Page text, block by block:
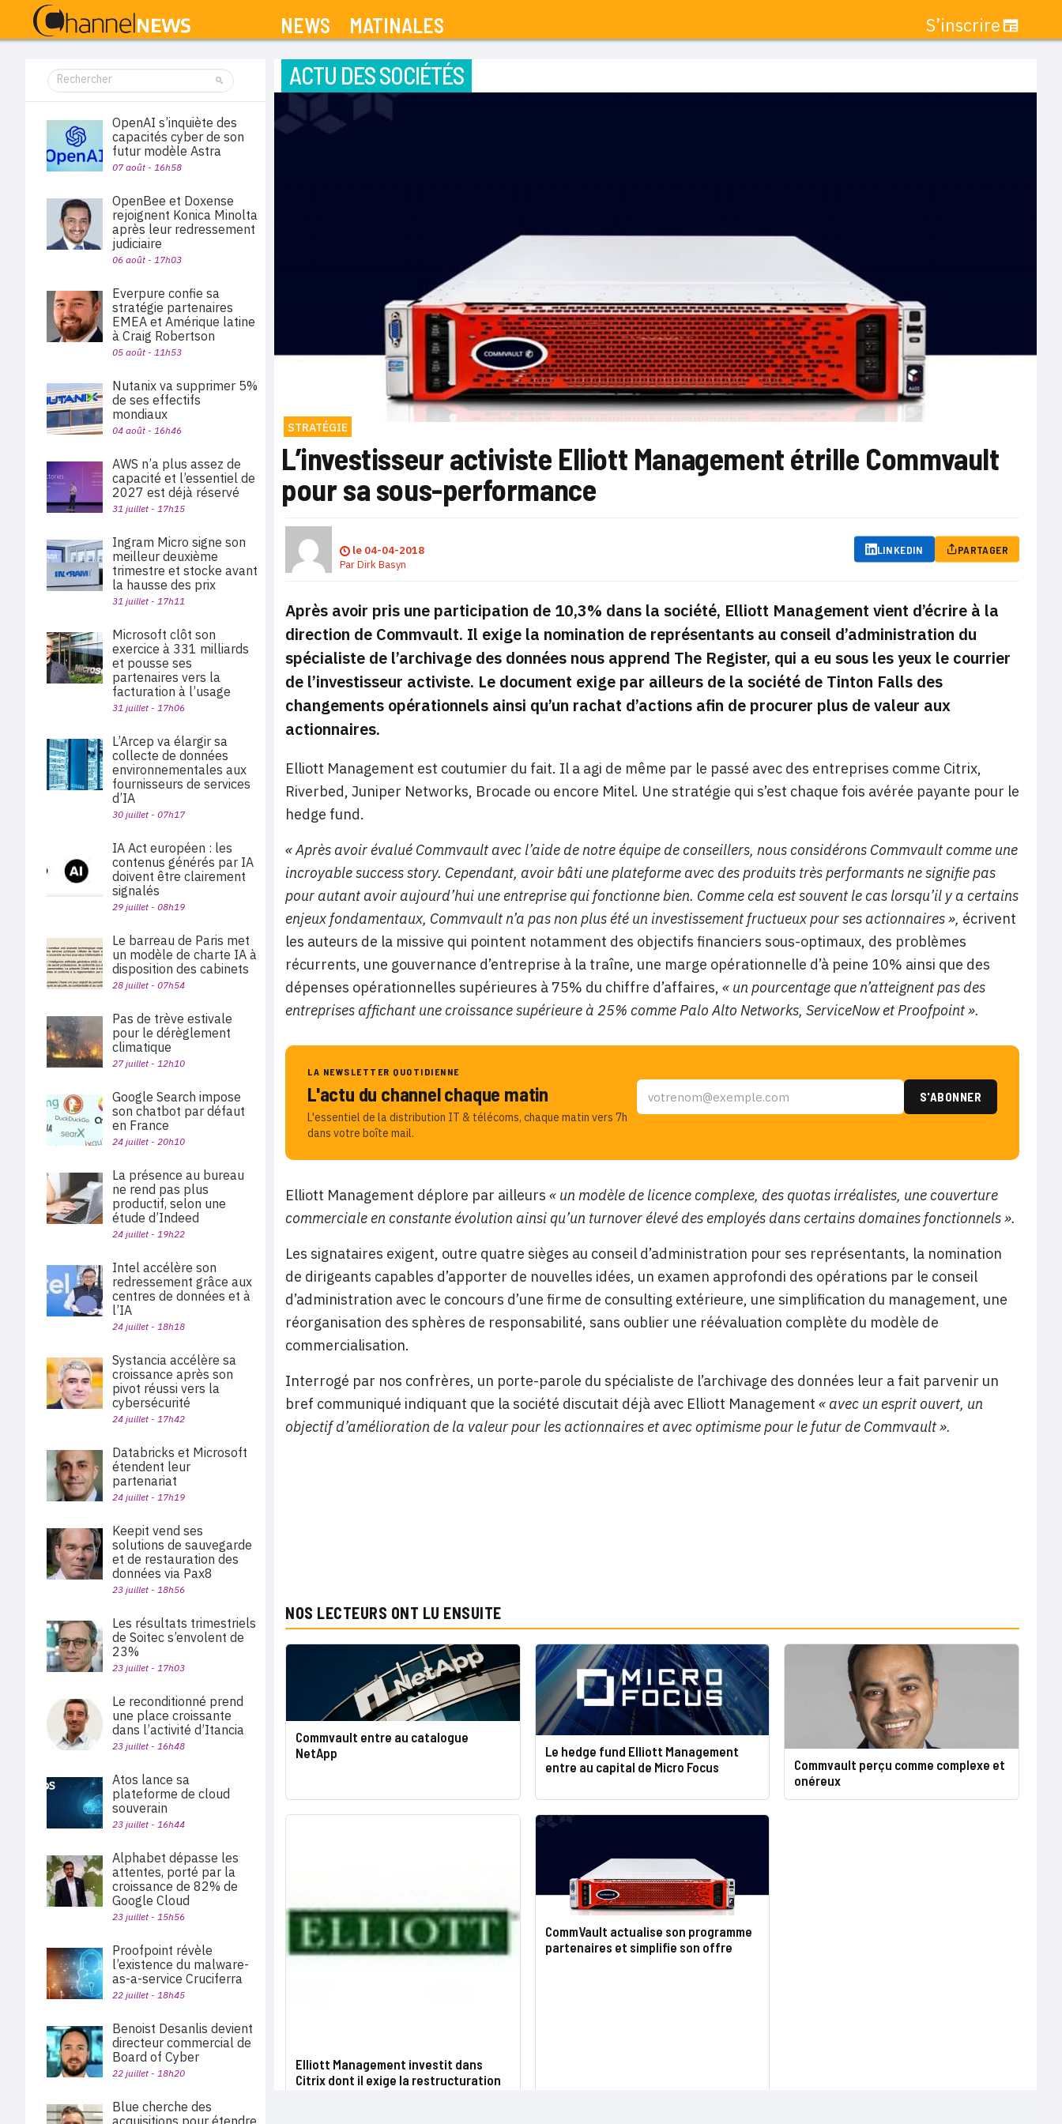
NEWS MATINALES S’inscrire
ACTU DES SOCIÉTÉS
STRATÉGIE
L’investisseur activiste Elliott Management étrille Commvault
pour sa sous-performance
le 04-04-2018
ParDirk Basyn
LINKEDIN PARTAGER
Après avoir pris une participation de 10,3% dans la société, Elliott Management vient d’écrire à la
direction de Commvault. Il exige la nomination de représentants au conseil d’administration du
spécialiste de l’archivage des données nous apprend The Register, qui a eu sous les yeux le courrier
de l’investisseur activiste. Le document exige par ailleurs de la société de Tinton Falls des
changements opérationnels ainsi qu’un rachat d’actions afin de procurer plus de valeur aux
actionnaires.
Elliott Management est coutumier du fait. Il a agi de même par le passé avec des entreprises comme Citrix,
Riverbed, Juniper Networks, Brocade ou encore Mitel. Une stratégie qui s’est chaque fois avérée payante pour le
hedge fund.
« Après avoir évalué Commvault avec l’aide de notre équipe de conseillers, nous considérons Commvault comme une
incroyable success story. Cependant, avoir bâti une plateforme avec des produits très performants ne signifie pas
pour autant avoir aujourd’hui une entreprise qui fonctionne bien. Comme cela est souvent le cas lorsqu’il y a certains
enjeux fondamentaux, Commvault n’a pas non plus été un investissement fructueux pour ses actionnaires », écrivent
les auteurs de la missive qui pointent notamment des objectifs financiers sous-optimaux, des problèmes
récurrents, une gouvernance d’entreprise à la traîne, une marge opérationnelle d’à peine 10% ainsi que des
dépenses opérationnelles supérieures à 75% du chiffre d’affaires, « un pourcentage que n’atteignent pas des
entreprises affichant une croissance supérieure à 25% comme Palo Alto Networks, ServiceNow et Proofpoint ».
LA NEWSLETTER QUOTIDIENNE
L'actu du channel chaque matin
L'essentiel de la distribution IT & télécoms, chaque matin vers 7h
dans votre boîte mail.
Elliott Management déplore par ailleurs « un modèle de licence complexe, des quotas irréalistes, une couverture
commerciale en constante évolution ainsi qu’un turnover élevé des employés dans certains domaines fonctionnels ».
Les signataires exigent, outre quatre sièges au conseil d’administration pour ses représentants, la nomination
de dirigeants capables d’apporter de nouvelles idées, un examen approfondi des opérations par le conseil
d’administration avec le concours d’une firme de consulting extérieure, une simplification du management, une
réorganisation des sphères de responsabilité, sans oublier une réévaluation complète du modèle de
commercialisation.
Interrogé par nos confrères, un porte-parole du spécialiste de l’archivage des données leur a fait parvenir un
bref communiqué indiquant que la société discutait déjà avec Elliott Management « avec un esprit ouvert, un
objectif d’amélioration de la valeur pour les actionnaires et avec optimisme pour le futur de Commvault ».
NOS LECTEURS ONT LU ENSUITE
Commvault entre au catalogue
NetApp
Le hedge fund Elliott Management
entre au capital de Micro Focus
Commvault perçu comme complexe et
onéreux
Elliott Management investit dans
Citrix dont il exige la restructuration
CommVault actualise son programme
partenaires et simplifie son offre
OpenAI s’inquiète des
capacités cyber de son
futur modèle Astra
07 août - 16h58
OpenBee et Doxense
rejoignent Konica Minolta
après leur redressement
judiciaire
06 août - 17h03
Everpure confie sa
stratégie partenaires
EMEA et Amérique latine
à Craig Robertson
05 août - 11h53
Nutanix va supprimer 5%
de ses effectifs
mondiaux
04 août - 16h46
AWS n’a plus assez de
capacité et l’essentiel de
2027 est déjà réservé
31 juillet - 17h15
Ingram Micro signe son
meilleur deuxième
trimestre et stocke avant
la hausse des prix
31 juillet - 17h11
Microsoft clôt son
exercice à 331 milliards
et pousse ses
partenaires vers la
facturation à l’usage
31 juillet - 17h06
L’Arcep va élargir sa
collecte de données
environnementales aux
fournisseurs de services
d’IA
30 juillet - 07h17
IA Act européen : les
contenus générés par IA
doivent être clairement
signalés
29 juillet - 08h19
Le barreau de Paris met
un modèle de charte IA à
disposition des cabinets
28 juillet - 07h54
Pas de trève estivale
pour le dérèglement
climatique
27 juillet - 12h10
Google Search impose
son chatbot par défaut
en France
24 juillet - 20h10
La présence au bureau
ne rend pas plus
productif, selon une
étude d’Indeed
24 juillet - 19h22
Intel accélère son
redressement grâce aux
centres de données et à
l’IA
24 juillet - 18h18
Systancia accélère sa
croissance après son
pivot réussi vers la
cybersécurité
24 juillet - 17h42
Databricks et Microsoft
étendent leur
partenariat
24 juillet - 17h19
Keepit vend ses
solutions de sauvegarde
et de restauration des
données via Pax8
23 juillet - 18h56
Les résultats trimestriels
de Soitec s’envolent de
23%
23 juillet - 17h03
Le reconditionné prend
une place croissante
dans l’activité d’Itancia
23 juillet - 16h48
Atos lance sa
plateforme de cloud
souverain
23 juillet - 16h44
Alphabet dépasse les
attentes, porté par la
croissance de 82% de
Google Cloud
23 juillet - 15h56
Proofpoint révèle
l’existence du malware-
as-a-service Cruciferra
22 juillet - 18h45
Benoist Desanlis devient
directeur commercial de
Board of Cyber
22 juillet - 18h20
Blue cherche des
acquisitions pour étendre